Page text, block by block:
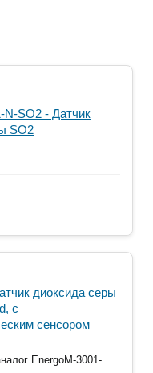
N-SO2 - Датчик
SO2
диоксида серы
с
сенсором
EnergoM-3001-